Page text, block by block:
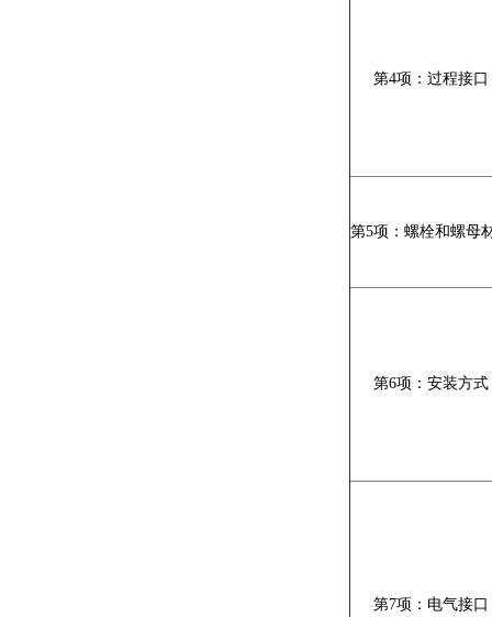
第4项：过程接口
第5项：螺栓和螺母
第6项：安装方式
第7项：电气接口